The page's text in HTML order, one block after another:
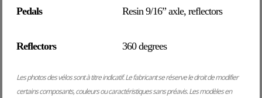
Pedals Resin 9/16” axle, reflectors
Reflectors 360 degrees
Les photos des vélos sont à titre indicatif. Le fabricant se réserve le droit de modifier
certains composants, couleurs ou caractéristiques sans préavis. Les modèles en